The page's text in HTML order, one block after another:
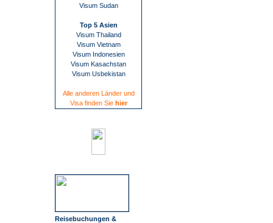
Visum Sudan
Top 5 Asien
Visum Thailand
Visum Vietnam
Visum Indonesien
Visum Kasachstan
Visum Usbekistan
Alle anderen Länder und
Visa finden Siehier
Reisebuchungen &